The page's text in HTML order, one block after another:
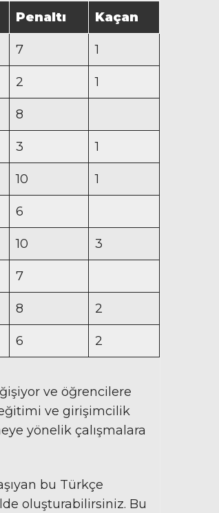
Penaltı Kaçan
7 1
2 1
8
3 1
10 1
6
10 3
7
8 2
6 2
ve öğrencilere
ve girişimcilik
yönelik çalışmalara
bu Türkçe
oluşturabilirsiniz. Bu